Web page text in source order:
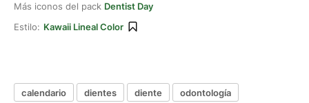
Más iconos del pack Dentist Day
Estilo: Kawaii Lineal Color
calendario dientes diente
odontología